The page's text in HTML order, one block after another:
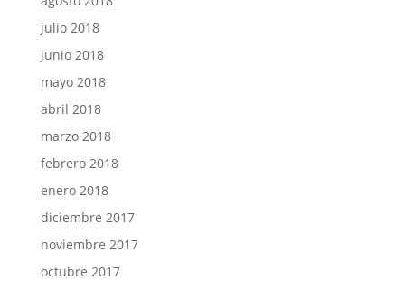
julio 2018
junio 2018
mayo 2018
abril 2018
marzo 2018
febrero 2018
enero 2018
diciembre 2017
noviembre 2017
octubre 2017